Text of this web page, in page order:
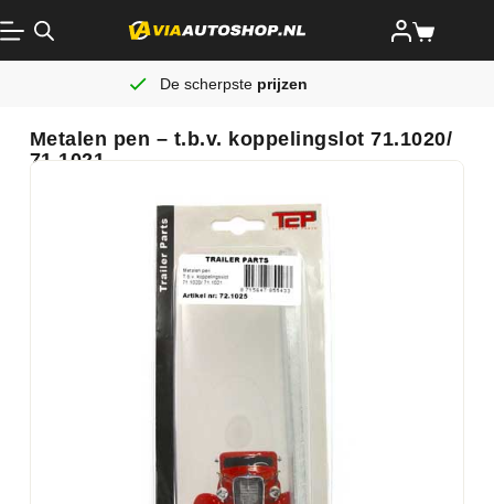
De scherpste prijzen
Metalen pen – t.b.v. koppelingslot 71.1020/
71.1021